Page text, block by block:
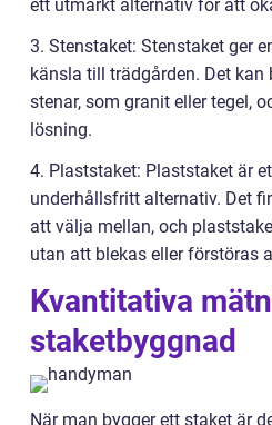
ett utmärkt alternativ för att
3. Stenstaket: Stenstaket ger
känsla till trädgården. Det
stenar, som granit eller tegel,
lösning.
4. Plaststaket: Plaststaket är
underhållsfritt alternativ. Det
att välja mellan, och
utan att blekas eller förstöras
Kvantitativa
staketbyggnad
När man bygger ett staket är